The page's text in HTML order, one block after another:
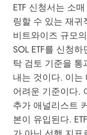
ETF 신청서는 소
링할 수 있는 재
비트와이즈 규모
SOL ETF를 신청
탁 검토 기준을
내는 것이다. 이는
어려운 기준이다.
추가 애널리스트
본이 유입된다.